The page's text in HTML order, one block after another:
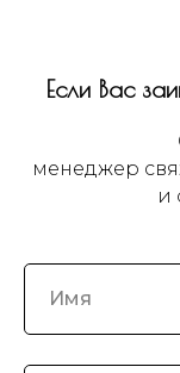
Если Вас
менеджер
и